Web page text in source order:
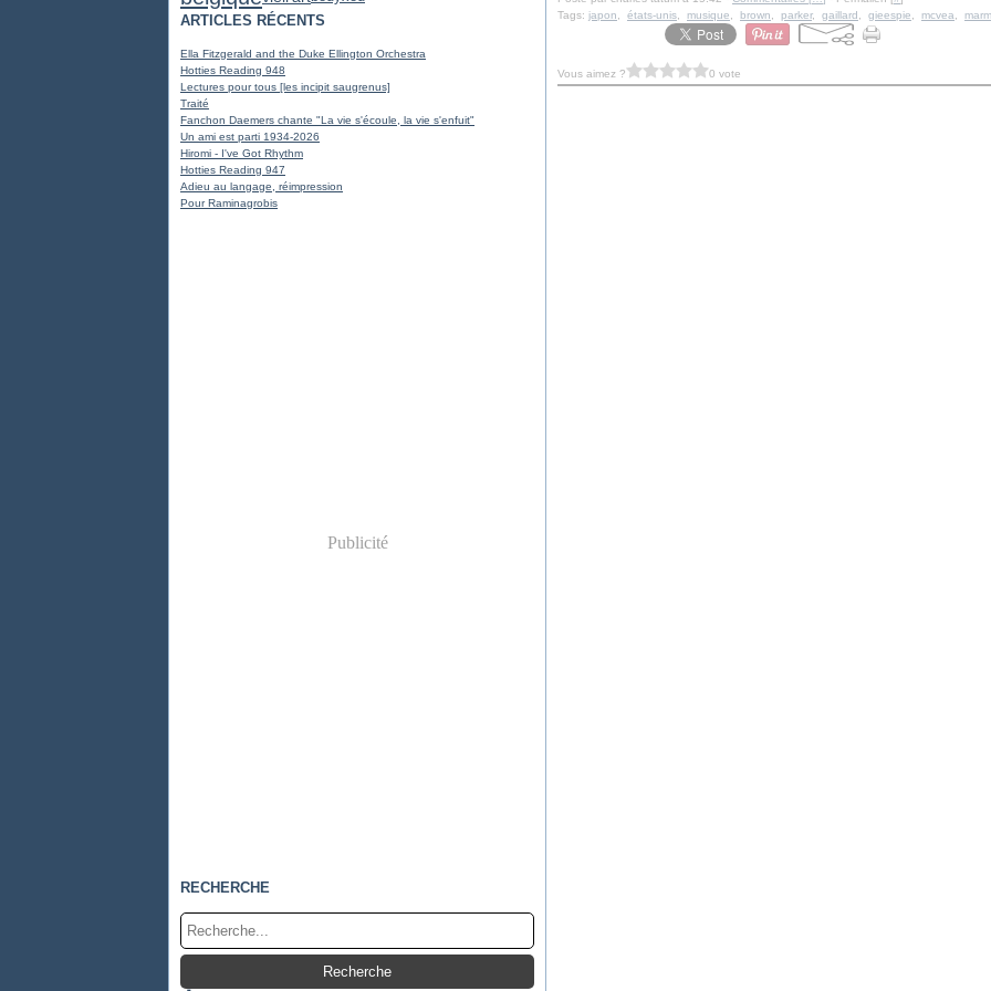
ARTICLES RÉCENTS
Ella Fitzgerald and the Duke Ellington Orchestra
Hotties Reading 948
Lectures pour tous [les incipit saugrenus]
Traité
Fanchon Daemers chante "La vie s'écoule, la vie s'enfuit"
Un ami est parti 1934-2026
Hiromi - I've Got Rhythm
Hotties Reading 947
Adieu au langage, réimpression
Pour Raminagrobis
Publicité
RECHERCHE
Tags: japon états-unis musique brown parker, gaillard gieespie mcvea
Vous aimez ? 0 vote